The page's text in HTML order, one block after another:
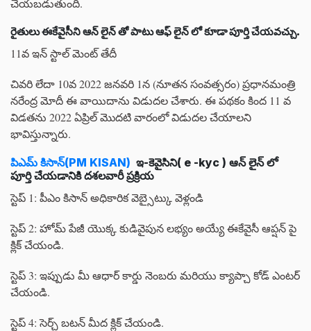
చేయబడుతుంది.
రైతులు ఈకేవైసీని ఆన్ లైన్ తో పాటు ఆఫ్ లైన్ లో కూడా పూర్తి చేయవచ్చు.
11వ ఇన్ స్టాల్ మెంట్ తేదీ
చివరి లేదా 10వ 2022 జనవరి 1న (నూతన సంవత్సరం) ప్రధానమంత్రి
నరేంద్ర మోదీ ఈ వాయిదాను విడుదల చేశారు. ఈ పథకం కింద 11 వ
విడతను 2022 ఏప్రిల్ మొదటి వారంలో విడుదల చేయాలని
భావిస్తున్నారు.
పిఎమ్ కిసాన్(PM KISAN) ఇ-కెవైసిని( e -kyc ) ఆన్ లైన్ లో
పూర్తి చేయడానికి దశలవారీ ప్రక్రియ
స్టెప్ 1: పీఎం కిసాన్ అధికారిక వెబ్సైట్కు వెళ్లండి
స్టెప్ 2: హోమ్ పేజీ యొక్క కుడివైపున లభ్యం అయ్యే ఈకేవైసీ ఆప్షన్ పై
క్లిక్ చేయండి.
స్టెప్ 3: ఇప్పుడు మీ ఆధార్ కార్డు నెంబరు మరియు క్యాప్చా కోడ్ ఎంటర్
చేయండి.
స్టెప్ 4: సెర్చ్ బటన్ మీద క్లిక్ చేయండి.